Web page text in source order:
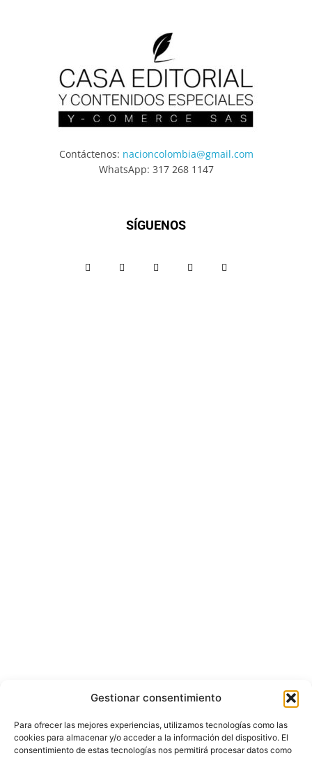
Gestionar consentimiento
Para ofrecer las mejores experiencias, utilizamos tecnologías como las
cookies para almacenar y/o acceder a la información del dispositivo. El
consentimiento de estas tecnologías nos permitirá procesar datos como
Contáctenos: nacioncolombia@gmail.com
WhatsApp: 317 268 1147
SÍGUENOS